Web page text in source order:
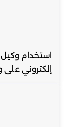
إلكتروني على